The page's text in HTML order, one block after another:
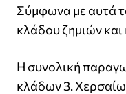
Σύμφωνα με αυτά
κλάδου ζημιών
Η συνολική
κλάδων 3.